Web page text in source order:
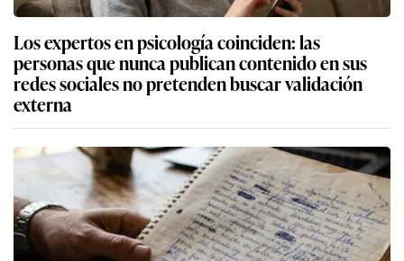
Los expertos en psicología coinciden: las
personas que nunca publican contenido en sus
redes sociales no pretenden buscar validación
externa